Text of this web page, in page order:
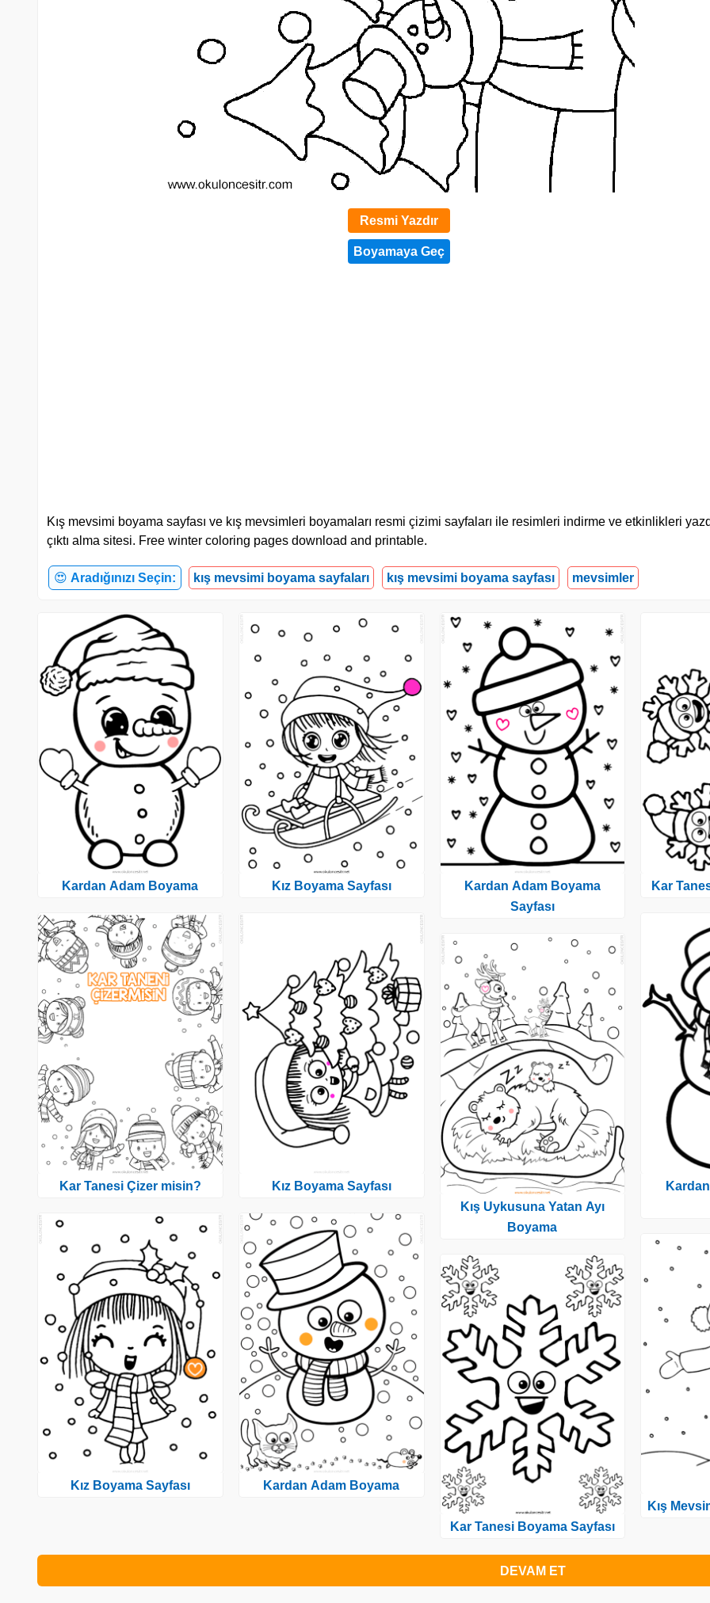
Resmi Yazdır
Kış mevsimi boyama sayfası ve kış mevsimleri boyamaları resmi çizimi sayfaları ile resimleri indirme ve etkinlikleri
çıktı alma sitesi. Free winter coloring pages download and printable.
😍 Aradığınızı Seçin: kış mevsimi boyama sayfaları kış mevsimi boyama sayfası mevsimler
Kardan Adam Boyama
Kar Tanesi Çizer misin?
Kız Boyama Sayfası
Kız Boyama Sayfası
Kız Boyama Sayfası
Kardan Adam Boyama
Kardan Adam Boyama
Sayfası
Kış Uykusuna Yatan Ayı
Boyama
Kar Tanesi Boyama Sayfası
Kar
Kış
DEVAM ET